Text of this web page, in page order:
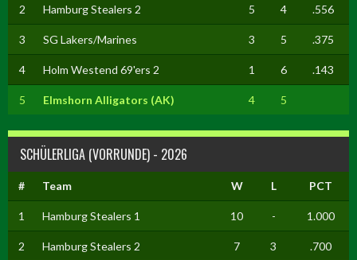
2 Hamburg Stealers 2 5 4 .556
3 SG Lakers/Marines 3 5 .375
4 Holm Westend 69'ers 2 1 6 .143
5 Elmshorn Alligators (AK) 4 5
SCHÜLERLIGA (VORRUNDE) - 2026
# Team W L PCT
1 Hamburg Stealers 1 10 - 1.000
2 Hamburg Stealers 2 7 3 .700